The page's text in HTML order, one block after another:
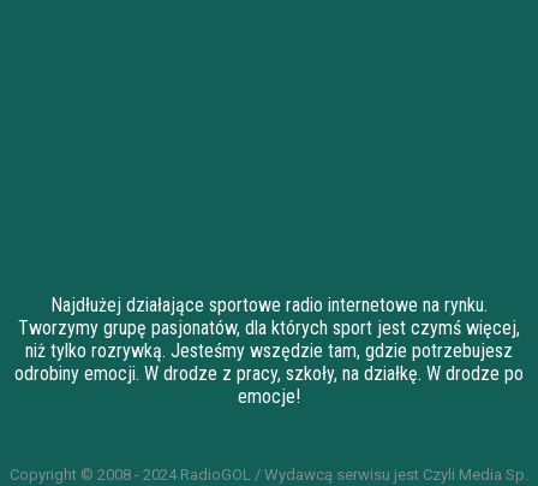
Najdłużej działające sportowe radio internetowe na rynku.
Tworzymy grupę pasjonatów, dla których sport jest czymś więcej,
niż tylko rozrywką. Jesteśmy wszędzie tam, gdzie potrzebujesz
odrobiny emocji. W drodze z pracy, szkoły, na działkę. W drodze po
emocje!
Copyright © 2008 - 2024 RadioGOL / Wydawcą serwisu jest Czyli Media Sp.